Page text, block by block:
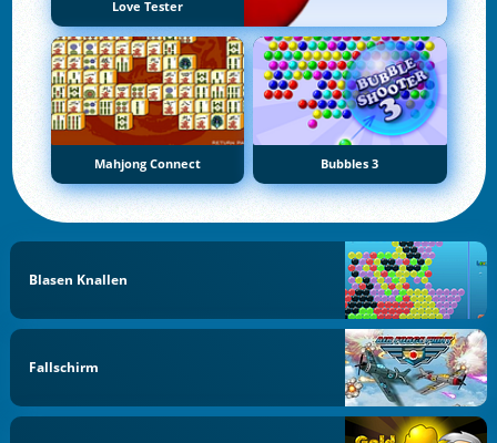
Love Tester
Mahjong Connect Bubbles 3
Blasen Knallen
Fallschirm